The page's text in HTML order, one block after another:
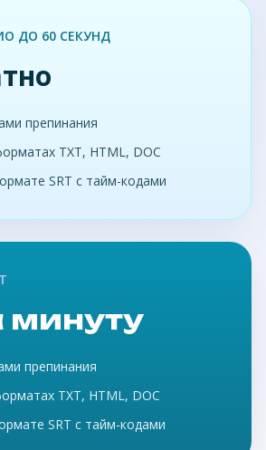
ДО 60 СЕКУНД
препинания
TXT, HTML, DOC
SRT с тайм-кодами
минуту
препинания
TXT, HTML, DOC
SRT с тайм-кодами